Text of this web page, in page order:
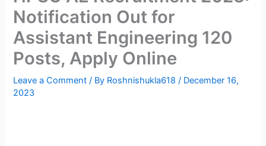
Notification Out for
Assistant Engineering 120
Posts, Apply Online
Leave a Comment / By Roshnishukla618/ December 16,
2023